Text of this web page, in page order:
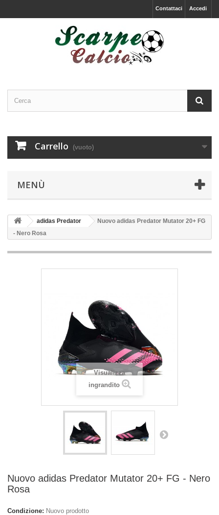
Accedi
Contattaci
Carrello (vuoto)
MENÙ
adidas Predator
Nuovo adidas Predator Mutator 20+ FG
- Nero Rosa
Visualizza
ingrandito
Nuovo adidas Predator Mutator 20+ FG - Nero
Rosa
Condizione: Nuovo prodotto